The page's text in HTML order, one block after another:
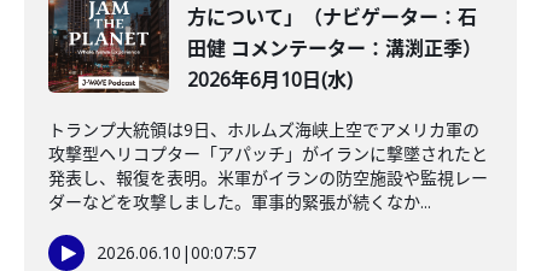
方について」（ナビゲーター：石
田健 コメンテーター：溝渕正季）
2026年6月10日(水)
トランプ大統領は9日、ホルムズ海峡上空でアメリカ軍の
攻撃型ヘリコプター「アパッチ」がイランに撃墜されたと
発表し、報復を表明。米軍がイランの防空施設や監視レー
ダーなどを攻撃しました。軍事的緊張が続くなか...
2026.06.10 |00:07:57